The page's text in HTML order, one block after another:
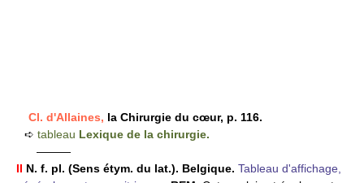
Cl. d'Allaines, la Chirurgie du cœur, p. 116.
➪ tableau Lexique de la chirurgie.
———
II N. f. pl. (Sens étym. du lat.). Belgique. Tableau d'affichage,